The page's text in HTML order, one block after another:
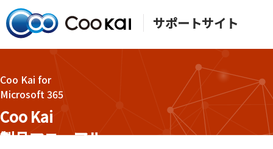
サポートサイト
Coo Kai for Google Workspace版はこちら
Coo Kai for
Microsoft 365
Coo Kai
製品マニュアル